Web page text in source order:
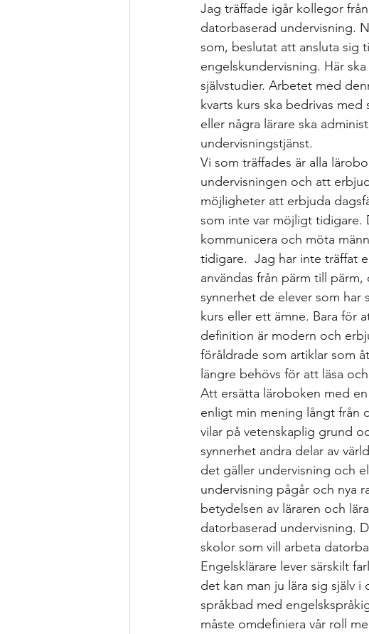
Kollegialt lärande Istället för elevärenden
specialpedagogen och försteläraren
Strategier för att träna och kompen
Bedömning och betygssättning
Jag träffade igår kollegor
datorbaserad undervisning.
som, beslutat att ansluta sig
engelskundervisning. Här
självstudier. Arbetet med
kvarts kurs ska bedrivas
eller några lärare ska
undervisningstjänst.
Vi som träffades är alla
undervisningen och att
möjligheter att erbjuda
som inte var möjligt tidigare.
kommunicera och möta
tidigare.  Jag har inte träffat
användas från pärm till
synnerhet de elever som
kurs eller ett ämne. Bara för
definition är modern och
föråldrade som artiklar som
längre behövs för att läsa
Att ersätta läroboken med
enligt min mening långt från
vilar på vetenskaplig grund
synnerhet andra delar av
det gäller undervisning och
undervisning pågår och nya
betydelsen av läraren och
datorbaserad undervisning.
skolor som vill arbeta
Engelsklärare lever särskilt
det kan man ju lära sig själv
språkbad med
måste omdefiniera vår roll